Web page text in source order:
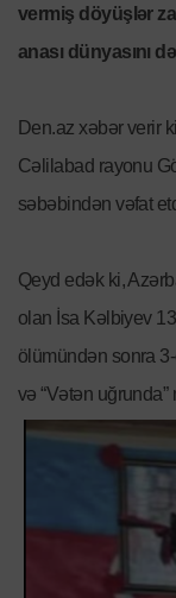
vermiş döyüşlər
anası dünyasını
Den.az xəbər verir
Cəlilabad rayonu
səbəbindən vəfat
Qeyd edək ki,
olan İsa Kəlbiyev
ölümündən sonra
və “Vətən uğrunda”